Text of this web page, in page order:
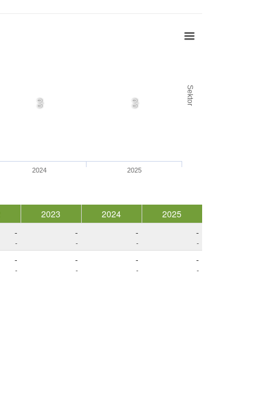
Sektor
0,0 0,0
2024 2025
2023 2024
2025
-
-
-
-
-
-
-
-
-
-
-
-
-
-
-
-